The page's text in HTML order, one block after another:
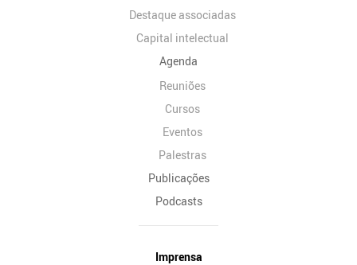
Destaque associadas
Capital intelectual
Agenda
Reuniões
Cursos
Eventos
Palestras
Publicações
Podcasts
Imprensa